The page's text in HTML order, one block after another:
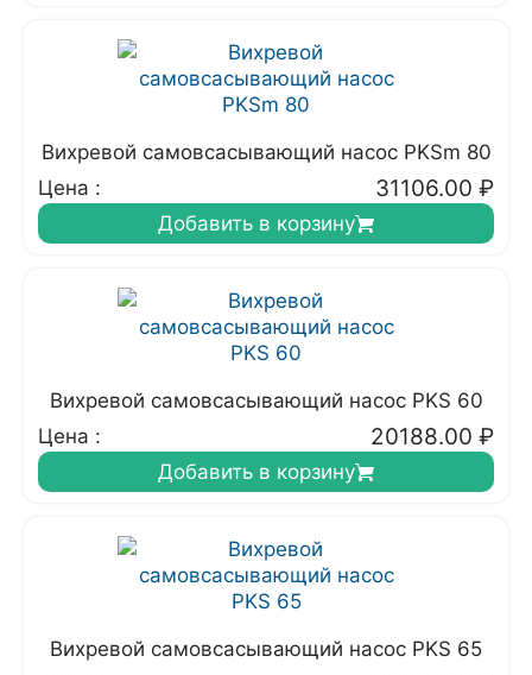
Вихревой самовсасывающий насос PKSm 80
Цена :
31106.00 ₽
Добавить в корзину
Вихревой самовсасывающий насос PKS 60
Цена :
20188.00 ₽
Добавить в корзину
Вихревой самовсасывающий насос PKS 65